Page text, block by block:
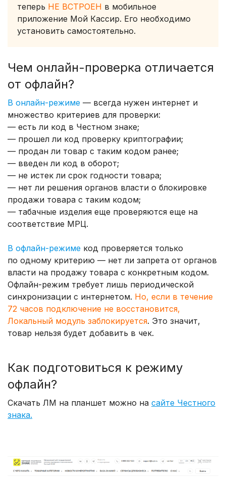
теперь НЕ ВСТРОЕН в мобильное
приложение Мой Кассир. Его необходимо
установить самостоятельно.
Чем онлайн-проверка отличается
от офлайн?
В онлайн-режиме — всегда нужен интернет и
множество критериев для проверки:
— есть ли код в Честном знаке;
— прошел ли код проверку криптографии;
— продан ли товар с таким кодом ранее;
— введен ли код в оборот;
— не истек ли срок годности товара;
— нет ли решения органов власти о блокировке
продажи товара с таким кодом;
— табачные изделия еще проверяются еще на
соответствие МРЦ.
В офлайн-режиме код проверяется только
по одному критерию — нет ли запрета от органов
власти на продажу товара с конкретным кодом.
Офлайн-режим требует лишь периодической
синхронизации с интернетом. Но, если в течение
72 часов подключение не восстановится,
Локальный модуль заблокируется. Это значит,
товар нельзя будет добавить в чек.
Как подготовиться к режиму
офлайн?
Скачать ЛМ на планшет можно на сайте Честного
знака.